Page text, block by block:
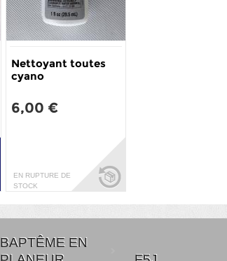
Nettoyant toutes
cyano
EN RUPTURE DE
STOCK
6,00 €
BAPTÊME EN